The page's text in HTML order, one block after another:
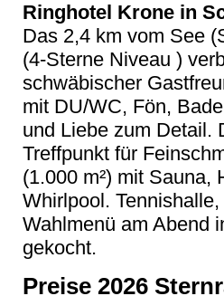
Ringhotel Krone in
Das 2,4 km vom See
(4-Sterne Niveau )
schwäbischer
mit DU/WC, Fön,
und Liebe zum Detail.
Treffpunkt für
(1.000 m²) mit Sauna,
Whirlpool.
Wahlmenü am Abend
gekocht.
Preise 2026